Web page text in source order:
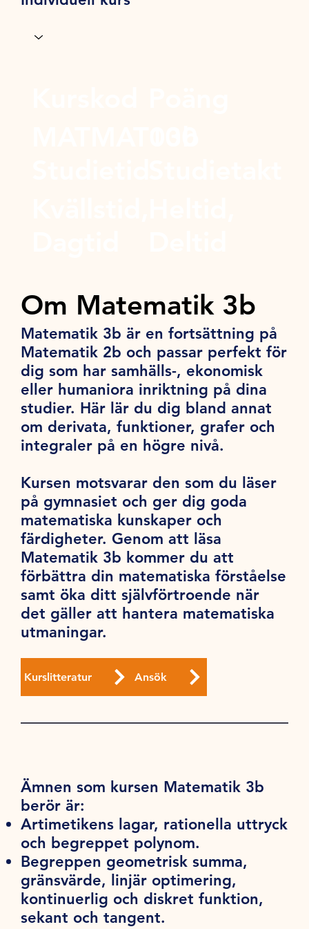
Om Matematik 3b
Matematik 3b är en fortsättning på
Matematik 2b och passar perfekt för
dig som har samhälls-, ekonomisk
eller humaniora inriktning på dina
studier. Här lär du dig bland annat
om derivata, funktioner, grafer och
integraler på en högre nivå.
Kursen motsvarar den som du läser
på gymnasiet och ger dig goda
matematiska kunskaper och
färdigheter. Genom att läsa
Matematik 3b kommer du att
förbättra din matematiska förståelse
samt öka ditt självförtroende när
det gäller att hantera matematiska
utmaningar.
Kurslitteratur Ansök
Ämnen som kursen Matematik 3b
berör är:
Artimetikens lagar, rationella uttryck
och begreppet polynom.
Begreppen geometrisk summa,
gränsvärde, linjär optimering,
kontinuerlig och diskret funktion,
sekant och tangent.